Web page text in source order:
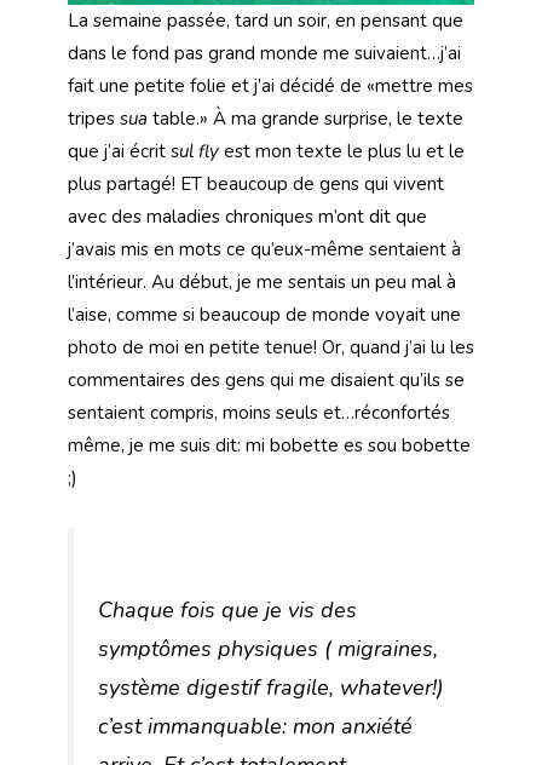
La semaine passée, tard un soir, en pensant que
dans le fond pas grand monde me suivaient…j’ai
fait une petite folie et j’ai décidé de «mettre mes
tripes sua table.» À ma grande surprise, le texte
que j’ai écrit sul fly est mon texte le plus lu et le
plus partagé! ET beaucoup de gens qui vivent
avec des maladies chroniques m’ont dit que
j’avais mis en mots ce qu’eux-même sentaient à
l’intérieur. Au début, je me sentais un peu mal à
l’aise, comme si beaucoup de monde voyait une
photo de moi en petite tenue! Or, quand j’ai lu les
commentaires des gens qui me disaient qu’ils se
sentaient compris, moins seuls et…réconfortés
même, je me suis dit: mi bobette es sou bobette
;)
Chaque fois que je vis des
symptômes physiques ( migraines,
système digestif fragile, whatever!)
c’est immanquable: mon anxiété